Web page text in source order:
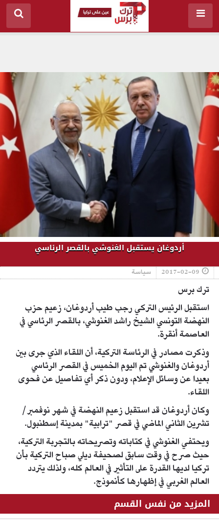
أردوغان يستقبل الغنوشي بالقصر الرئاسي
2017-02-09 سياسة
ترك برس
استقبل الرئيس التركي رجب طيب أردوغان، زعيم حزب
النهضة التونسي الشيخ راشد الغنوشي، بالقصر الرئاسي في
العاصمة أنقرة.
وذكرت مصادر في الرئاسة التركية، أن اللقاء الذي جرى بين
أردوغان والغنوشي تم اليوم الخميس في القصر الرئاسي
بعيدا عن وسائل الإعلام، ودون ذكر أي تفاصيل عن فحوى
اللقاء.
وكان أردوغان قد استقبل زعيم النهضة في شهر نوفمبر/
تشرين الثاني الماضي في قصر "ترابية" بمدينة إسطنبول.
ويحتفي الغنوشي في كتاباته وتصريحاته بالتجربة التركية،
حيث صرح في وقت سابق لصحيفة ديلي صباح التركية بأن
تركيا لديها القدرة على التأثير في العالم كله، ولذلك يتردد
العالم الغربي في إظهارها كأنموذج.
المزيد من نفس القسم